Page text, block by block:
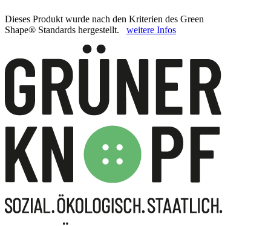
Dieses Produkt wurde nach den Kriterien des Green
Shape® Standards hergestellt. weitere Infos